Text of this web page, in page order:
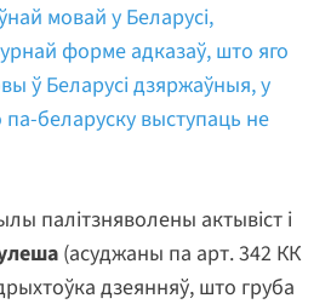
мовай у Беларусі,
форме адказаў, што яго
ў Беларусі дзяржаўныя, у
па-беларуску выступаць не
палітзняволены актывіст і
(асуджаны па арт. 342 КК
дзеянняў, што груба